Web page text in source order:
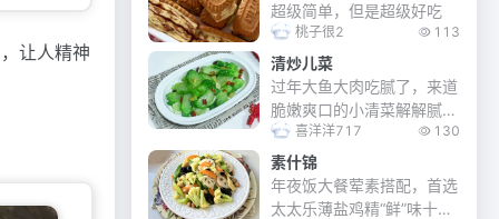
让人精神
超级简单，但是超级好吃
桃子很2 113
清炒儿菜
过年大鱼大肉吃腻了，来道
脆嫩爽口的小清菜解解腻。
脆而不柴，口感清脆，太美
味了。
喜洋洋717 130
素什锦
年夜饭大餐荤素搭配，首选
太太乐薄盐鸡精“鲜”味十